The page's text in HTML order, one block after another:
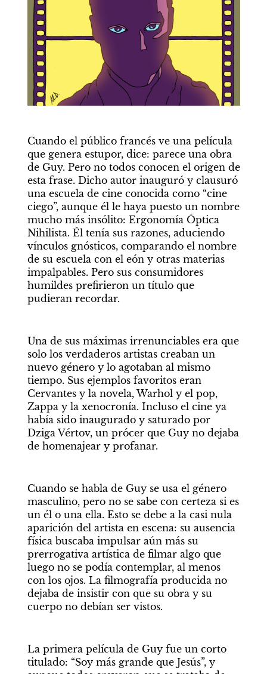
Cuando el público francés ve una película
que genera estupor, dice: parece una obra
de Guy. Pero no todos conocen el origen de
esta frase. Dicho autor inauguró y clausuró
una escuela de cine conocida como “cine
ciego”, aunque él le haya puesto un nombre
mucho más insólito: Ergonomía Óptica
Nihilista. Él tenía sus razones, aduciendo
vínculos gnósticos, comparando el nombre
de su escuela con el eón y otras materias
impalpables. Pero sus consumidores
humildes prefirieron un título que
pudieran recordar.
Una de sus máximas irrenunciables era que
solo los verdaderos artistas creaban un
nuevo género y lo agotaban al mismo
tiempo. Sus ejemplos favoritos eran
Cervantes y la novela, Warhol y el pop,
Zappa y la xenocronía. Incluso el cine ya
había sido inaugurado y saturado por
Dziga Vértov, un prócer que Guy no dejaba
de homenajear y profanar.
Cuando se habla de Guy se usa el género
masculino, pero no se sabe con certeza si es
un él o una ella. Esto se debe a la casi nula
aparición del artista en escena: su ausencia
física buscaba impulsar aún más su
prerrogativa artística de filmar algo que
luego no se podía contemplar, al menos
con los ojos. La filmografía producida no
dejaba de insistir con que su obra y su
cuerpo no debían ser vistos.
La primera película de Guy fue un corto
titulado: “Soy más grande que Jesús”, y